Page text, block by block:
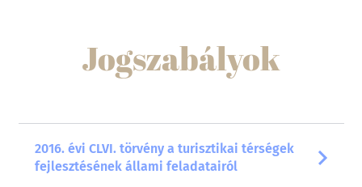
Jogszabályok
2016. évi CLVI. törvény a turisztikai térségek
fejlesztésének állami feladatairól